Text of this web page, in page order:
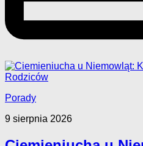
Porady
9 sierpnia 2026